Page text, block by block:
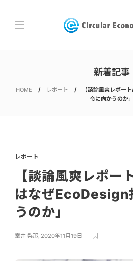
新着記事
HOME レポート
【談論風爽レポー
令に向かうのか」
レポート
【談論風爽レポー
はなぜEcoDesign
うのか」
室井 梨那, 2020年11月19日